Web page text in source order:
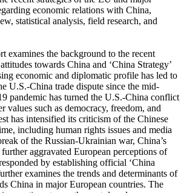
economic relations with China,
statistical analysis, field research, and
examines the background to the recent
towards China and ‘China Strategy’
economic and diplomatic profile has led to
U.S.-China trade dispute since the mid-
pandemic has turned the U.S.-China conflict
values such as democracy, freedom, and
has intensified its criticism of the Chinese
including human rights issues and media
of the Russian-Ukrainian war, China’s
aggravated European perceptions of
by establishing official ‘China
examines the trends and determinants of
China in major European countries. The